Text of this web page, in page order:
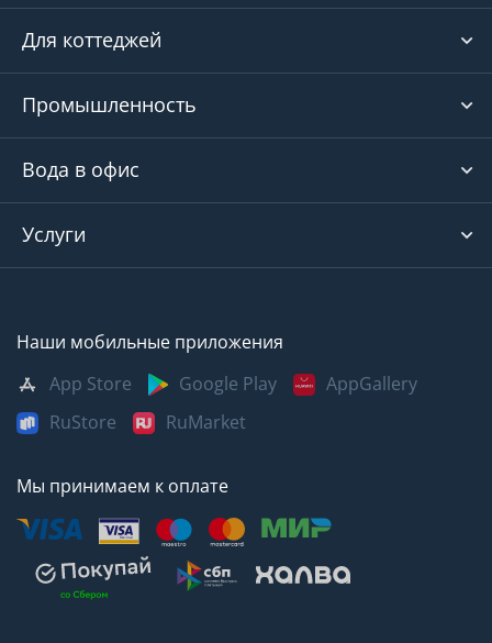
Для коттеджей
Промышленность
Вода в офис
Услуги
Наши мобильные приложения
App Store
Google Play
AppGallery
RuStore
RuMarket
Мы принимаем к оплате